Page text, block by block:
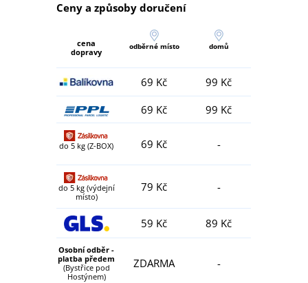
Ceny a způsoby doručení
cena
dopravy
odběrné místo domů
69 Kč
99 Kč
69 Kč
99 Kč
do 5 kg (Z-BOX) 69 Kč -
do 5 kg (výdejní
místo)
79 Kč -
59 Kč 89 Kč
Osobní odběr -
platba předem
(Bystřice pod
Hostýnem)
ZDARMA -